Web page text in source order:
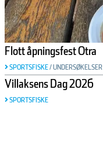
Flott åpningsfest Otra
SPORTSFISKE/UNDERSØKELSER
Villaksens Dag 2026
SPORTSFISKE